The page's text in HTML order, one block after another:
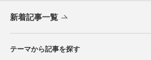
新着記事一覧
テーマから記事を探す